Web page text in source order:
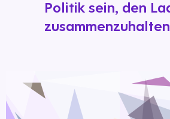
Politik sein, den